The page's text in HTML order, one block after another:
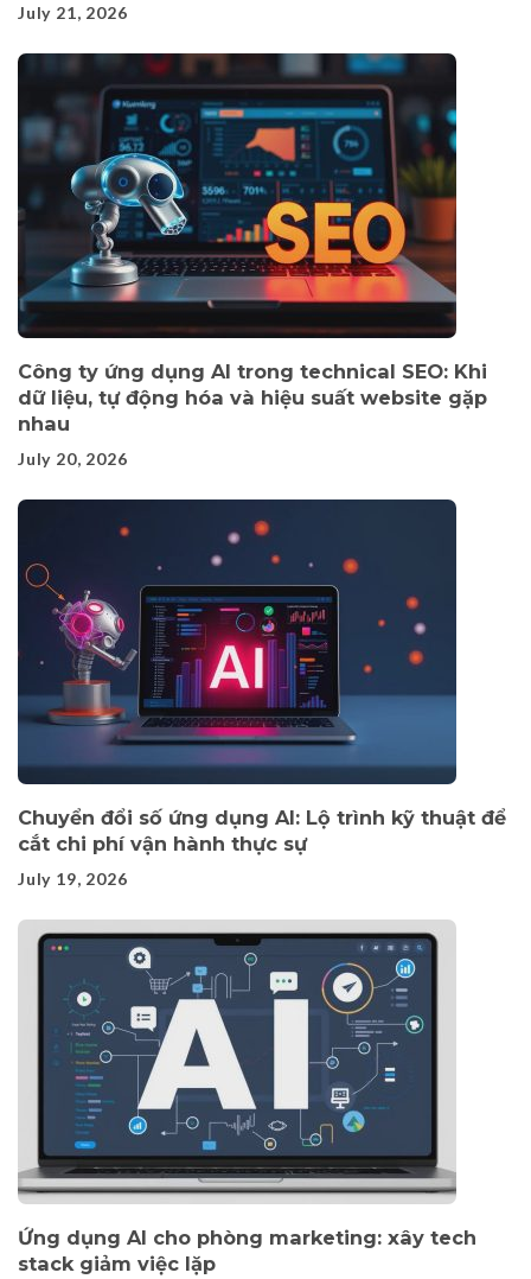
July 21, 2026
Công ty ứng dụng AI trong technical SEO: Khi
dữ liệu, tự động hóa và hiệu suất website gặp
nhau
July 20, 2026
Chuyển đổi số ứng dụng AI: Lộ trình kỹ thuật để
cắt chi phí vận hành thực sự
July 19, 2026
Ứng dụng AI cho phòng marketing: xây tech
stack giảm việc lặp